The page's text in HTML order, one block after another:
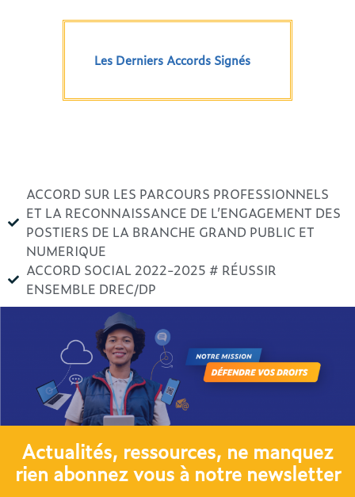
Les Derniers Accords Signés
ACCORD SUR LES PARCOURS PROFESSIONNELS
ET LA RECONNAISSANCE DE L’ENGAGEMENT DES
POSTIERS DE LA BRANCHE GRAND PUBLIC ET
NUMERIQUE
ACCORD SOCIAL 2022-2025 # RÉUSSIR
ENSEMBLE DREC/DP
Actualités, ressources, ne manquez
rien abonnez vous à notre newsletter​